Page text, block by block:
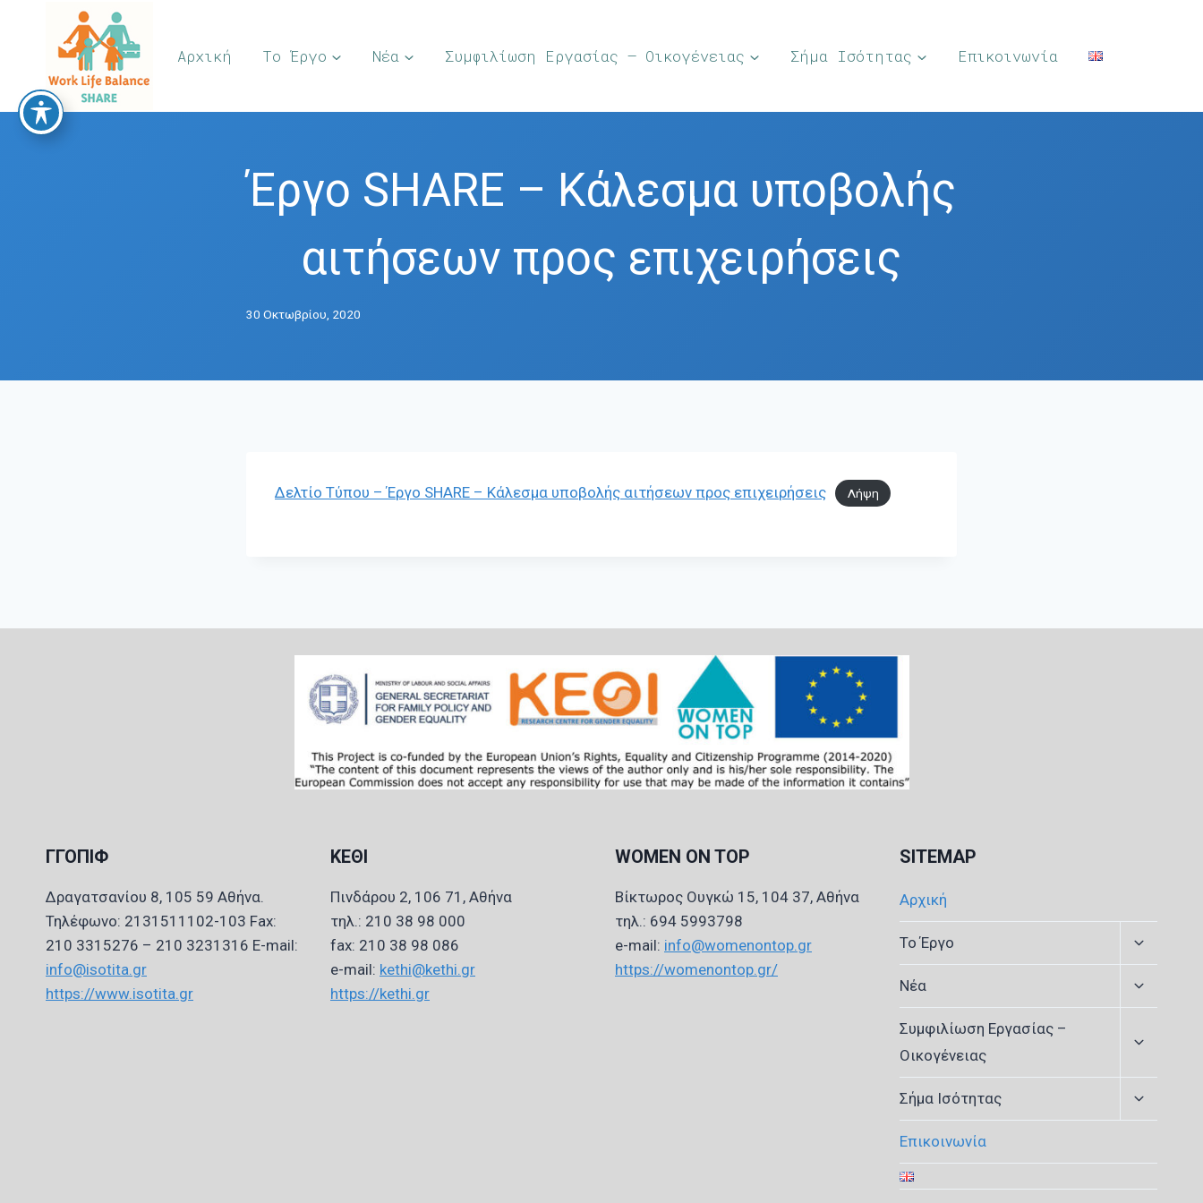
Αρχική Το Έργο Νέα Συμφιλίωση Εργασίας – Οικογένειας Σήμα Ισότητας Επικοινωνία
Έργο SHARE – Κάλεσμα υποβολής
αιτήσεων προς επιχειρήσεις
30 Οκτωβρίου, 2020
Δελτίο Τύπου – Έργο SHARE – Κάλεσμα υποβολής αιτήσεων προς επιχειρήσεις Λήψη
ΓΓΟΠΙΦ
Δραγατσανίου 8, 105 59 Αθήνα.
Τηλέφωνο: 2131511102-103 Fax:
210 3315276 – 210 3231316 E-mail:
info@isotita.gr
https://www.isotita.gr
ΚΕΘΙ
Πινδάρου 2, 106 71, Αθήνα
τηλ.: 210 38 98 000
fax: 210 38 98 086
e-mail: kethi@kethi.gr
https://kethi.gr
WOMEN ON TOP
Βίκτωρος Ουγκώ 15, 104 37, Αθήνα
τηλ.: 694 5993798
e-mail: info@womenontop.gr
https://womenontop.gr/
SITEMAP
Αρχική
Το Έργο
Expand
Νέα
Expand
Συμφιλίωση Εργασίας –
Οικογένειας
child
Σήμα Ισότητας
Expand
Επικοινωνία